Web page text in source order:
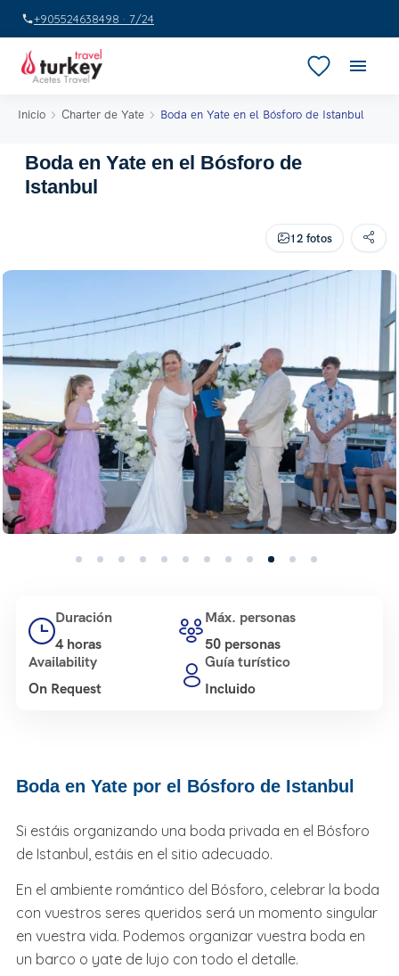
+905524638498 · 7/24
Inicio Charter de Yate Boda en Yate en el Bósforo de Istanbul
Boda en Yate en el Bósforo de
Istanbul
12 fotos
Duración
4 horas
Máx. personas
50 personas
Availability
On Request
Guía turístico
Incluido
Boda en Yate por el Bósforo de Istanbul
Si estáis organizando una boda privada en el Bósforo
de Istanbul, estáis en el sitio adecuado.
En el ambiente romántico del Bósforo, celebrar la boda
con vuestros seres queridos será un momento singular
en vuestra vida. Podemos organizar vuestra boda en
un barco o yate de lujo con todo el detalle.